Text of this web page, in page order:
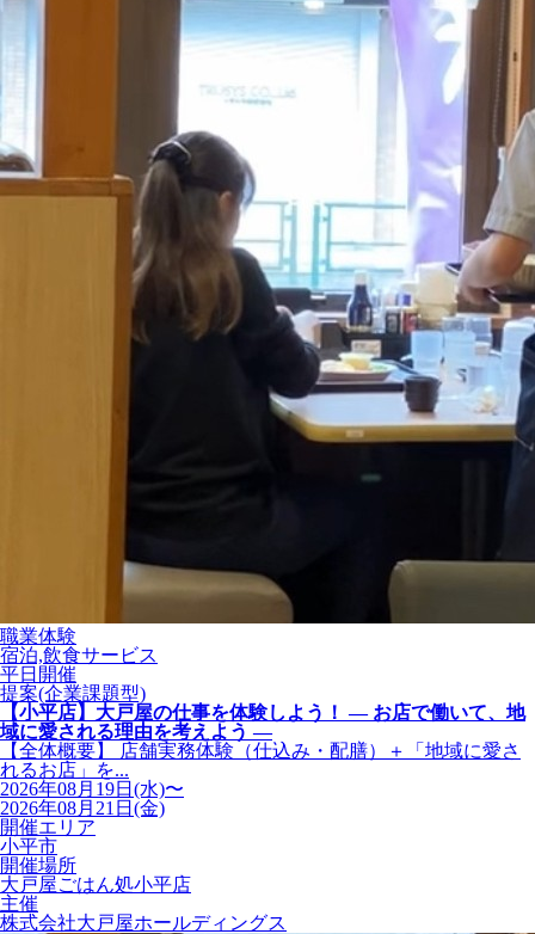
職業体験
宿泊,飲食サービス
平日開催
提案(企業課題型)
【小平店】大戸屋の仕事を体験しよう！ ― お店で働いて、地
域に愛される理由を考えよう ―
【全体概要】 店舗実務体験（仕込み・配膳）＋「地域に愛さ
れるお店」を...
2026年08月19日(水)〜
2026年08月21日(金)
開催エリア
小平市
開催場所
大戸屋ごはん処小平店
主催
株式会社大戸屋ホールディングス